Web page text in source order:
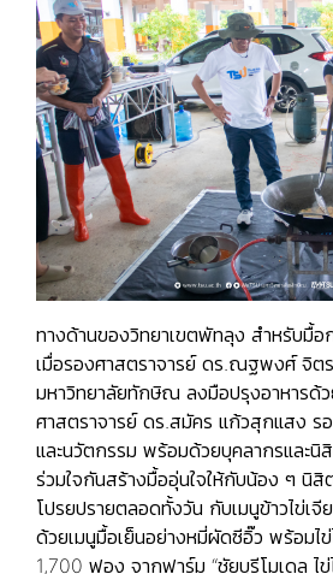
ทางด้านของวิทยาเขตพัทลุง สำหรับมื้อ
เมื่อรองศาสตราจารย์ ดร.ณฐพงศ์ จิต
มหาวิทยาลัยทักษิณ ลงมือปรุงอาหารด้ว
ศาสตราจารย์ ดร.สมัคร แก้วสุกแสง ร
และนวัตกรรม พร้อมด้วยบุคลากรและนิ
ร่วมใจกันสร้างมื้ออุ่นใจให้กับน้อง ๆ นิ
โปรยปรายตลอดทั้งวัน กับเมนูข้าวไข่เ
ด้วยเมนูมื้อเย็นอย่างหมี่ผัดซีอิ๊ว พร้อม
1,700 ฟอง จากฟาร์ม “ชัยบุรีโมเดล ไ